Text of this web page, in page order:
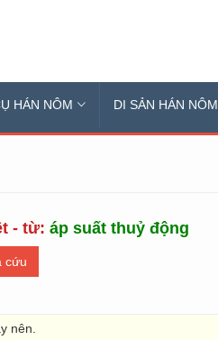
HÁN NÔM DI SẢN HÁN NÔM
- từ: áp suất thuỷ động
nên.